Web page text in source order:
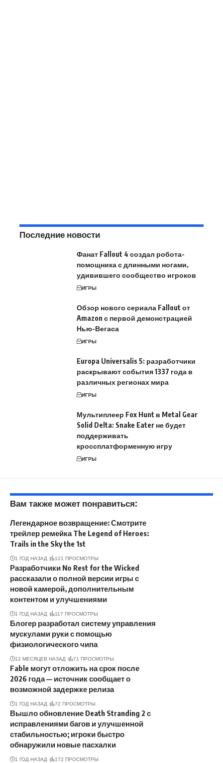
Последние новости
Фанат Fallout 4 создал робота-
помощника с длинными ногами,
удивившего сообщество игроков
ИГРЫ
Обзор нового сериала Fallout от
Amazon с первой демонстрацией
Нью-Вегаса
ИГРЫ
Europa Universalis 5: разработчики
раскрывают события 1337 года в
различных регионах мира
ИГРЫ
Мультиплеер Fox Hunt в Metal Gear
Solid Delta: Snake Eater не будет
поддерживать
кроссплатформенную игру
ИГРЫ
Вам также может понравиться:
Легендарное возвращение: Смотрите
трейлер ремейка The Legend of Heroes:
Trails in the Sky the 1st
1 ГОД НАЗАД 121 ПРОСМОТРЫ
Разработчики No Rest for the Wicked
рассказали о полной версии игры с
новой камерой, дополнительным
контентом и улучшениями
1 ГОД НАЗАД 117 ПРОСМОТРЫ
Блогер разработал систему управления
мускулами руки с помощью
физиологического чипа
12 МЕСЯЦЕВ НАЗАД 71 ПРОСМОТРЫ
Fable могут отложить на срок после
2026 года — источник сообщает о
возможной задержке релиза
1 ГОД НАЗАД 72 ПРОСМОТРЫ
Вышло обновление Death Stranding 2 с
исправлениями багов и улучшенной
стабильностью; игроки быстро
обнаружили новые пасхалки
1 ГОД НАЗАД 172 ПРОСМОТРЫ